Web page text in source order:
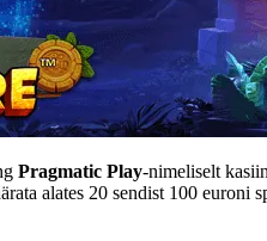
Pragmatic Play-nimeliselt
alates 20 sendist 100